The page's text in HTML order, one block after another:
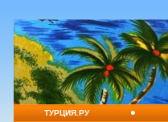
ТУРЦИЯ.РУ •